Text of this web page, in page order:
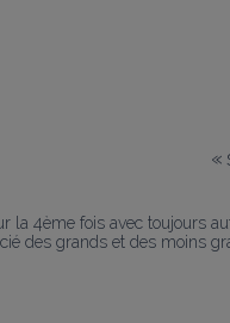
«
la 4ème fois avec toujours
des grands et des moins